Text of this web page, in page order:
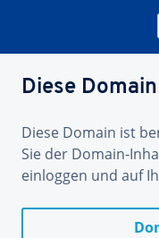
Diese
Diese Domain ist
Sie der Domain-
einloggen und auf